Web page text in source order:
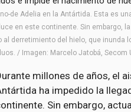
de Adelia en la Antártida. Esta es
en este continente. Sin embargo,
al derretimiento del hielo, que inunda
/ Imagen: Marcelo Jatobá, Secom
millones de años, el
ha impedido la
Sin embargo,